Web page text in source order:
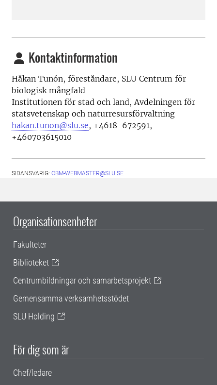
Kontaktinformation
Håkan Tunón, föreståndare, SLU Centrum för
biologisk mångfald
Institutionen för stad och land, Avdelningen för
statsvetenskap och naturresursförvaltning
hakan.tunon@slu.se, +4618-672591,
+460703615010
SIDANSVARIG: CBM-WEBMASTER@SLU.SE
Organisationsenheter
Fakulteter
Biblioteket
Centrumbildningar och samarbetsprojekt
Gemensamma verksamhetsstödet
SLU Holding
För dig som är
Chef/ledare